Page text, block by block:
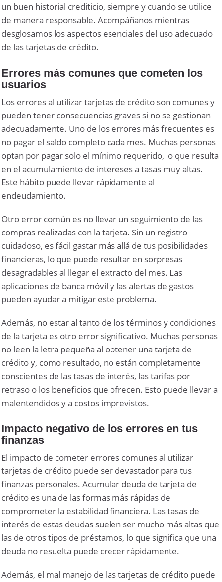
un buen historial crediticio, siempre y cuando se utilice
de manera responsable. Acompáñanos mientras
desglosamos los aspectos esenciales del uso adecuado
de las tarjetas de crédito.
Errores más comunes que cometen los
usuarios
Los errores al utilizar tarjetas de crédito son comunes y
pueden tener consecuencias graves si no se gestionan
adecuadamente. Uno de los errores más frecuentes es
no pagar el saldo completo cada mes. Muchas personas
optan por pagar solo el mínimo requerido, lo que resulta
en el acumulamiento de intereses a tasas muy altas.
Este hábito puede llevar rápidamente al
endeudamiento.
Otro error común es no llevar un seguimiento de las
compras realizadas con la tarjeta. Sin un registro
cuidadoso, es fácil gastar más allá de tus posibilidades
financieras, lo que puede resultar en sorpresas
desagradables al llegar el extracto del mes. Las
aplicaciones de banca móvil y las alertas de gastos
pueden ayudar a mitigar este problema.
Además, no estar al tanto de los términos y condiciones
de la tarjeta es otro error significativo. Muchas personas
no leen la letra pequeña al obtener una tarjeta de
crédito y, como resultado, no están completamente
conscientes de las tasas de interés, las tarifas por
retraso o los beneficios que ofrecen. Esto puede llevar a
malentendidos y a costos imprevistos.
Impacto negativo de los errores en tus
finanzas
El impacto de cometer errores comunes al utilizar
tarjetas de crédito puede ser devastador para tus
finanzas personales. Acumular deuda de tarjeta de
crédito es una de las formas más rápidas de
comprometer la estabilidad financiera. Las tasas de
interés de estas deudas suelen ser mucho más altas que
las de otros tipos de préstamos, lo que significa que una
deuda no resuelta puede crecer rápidamente.
Además, el mal manejo de las tarjetas de crédito puede